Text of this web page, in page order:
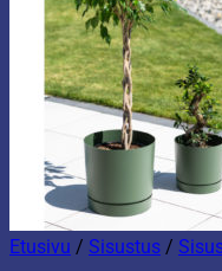
Etusivu / Sisustus /